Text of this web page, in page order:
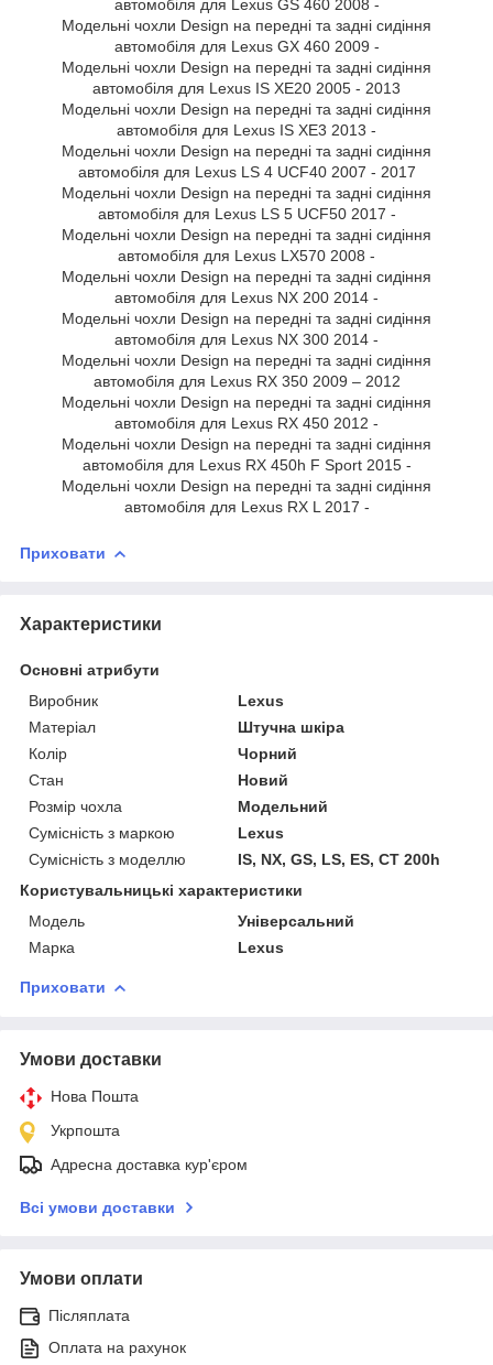
автомобіля для Lexus GS 460 2008 -
Модельні чохли Design на передні та задні сидіння
автомобіля для Lexus GX 460 2009 -
Модельні чохли Design на передні та задні сидіння
автомобіля для Lexus IS XE20 2005 - 2013
Модельні чохли Design на передні та задні сидіння
автомобіля для Lexus IS XE3 2013 -
Модельні чохли Design на передні та задні сидіння
автомобіля для Lexus LS 4 UCF40 2007 - 2017
Модельні чохли Design на передні та задні сидіння
автомобіля для Lexus LS 5 UCF50 2017 -
Модельні чохли Design на передні та задні сидіння
автомобіля для Lexus LX570 2008 -
Модельні чохли Design на передні та задні сидіння
автомобіля для Lexus NX 200 2014 -
Модельні чохли Design на передні та задні сидіння
автомобіля для Lexus NX 300 2014 -
Модельні чохли Design на передні та задні сидіння
автомобіля для Lexus RX 350 2009 – 2012
Модельні чохли Design на передні та задні сидіння
автомобіля для Lexus RX 450 2012 -
Модельні чохли Design на передні та задні сидіння
автомобіля для Lexus RX 450h F Sport 2015 -
Модельні чохли Design на передні та задні сидіння
автомобіля для Lexus RX L 2017 -
Приховати
Характеристики
Основні атрибути
Виробник
Lexus
Матеріал
Штучна шкіра
Колір
Чорний
Стан
Новий
Розмір чохла
Модельний
Сумісність з маркою
Lexus
Сумісність з моделлю
IS, NX, GS, LS, ES, CT 200h
Користувальницькі характеристики
Модель
Універсальний
Марка
Lexus
Приховати
Умови доставки
Нова Пошта
Укрпошта
Адресна доставка кур'єром
Всі умови доставки
Умови оплати
Післяплата
Оплата на рахунок